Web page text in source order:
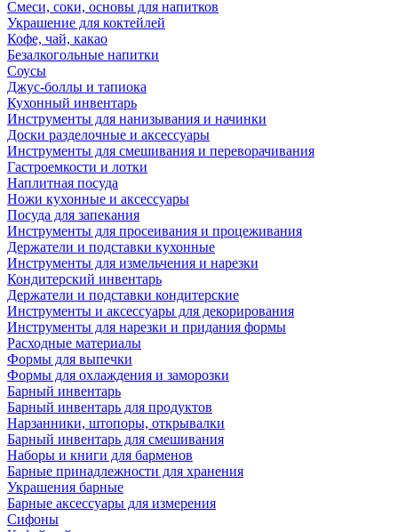
Смеси, соки, основы для напитков
Украшение для коктейлей
Кофе, чай, какао
Безалкогольные напитки
Соусы
Джус-боллы и тапиока
Кухонный инвентарь
Инструменты для нанизывания и начинки
Доски разделочные и аксессуары
Инструменты для смешивания и переворачивания
Гастроемкости и лотки
Наплитная посуда
Ножи кухонные и аксессуары
Посуда для запекания
Инструменты для просеивания и процеживания
Держатели и подставки кухонные
Инструменты для измельчения и нарезки
Кондитерский инвентарь
Держатели и подставки кондитерские
Инструменты и аксессуары для декорирования
Инструменты для нарезки и придания формы
Расходные материалы
Формы для выпечки
Формы для охлаждения и заморозки
Барный инвентарь
Барный инвентарь для продуктов
Нарзанники, штопоры, открывалки
Барный инвентарь для смешивания
Наборы и книги для барменов
Барные принадлежности для хранения
Украшения барные
Барные аксессуары для измерения
Сифоны